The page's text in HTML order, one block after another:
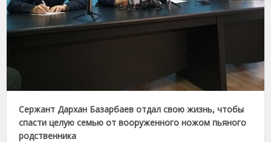
Сержант Дархан Базарбаев отдал свою жизнь, чтобы
спасти целую семью от вооруженного ножом пьяного
родственника